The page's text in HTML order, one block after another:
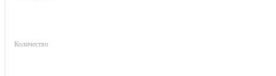
Количество